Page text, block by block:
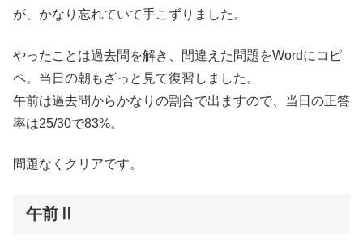
が、かなり忘れていて手こずりました。
やったことは過去問を解き、間違えた問題をWordにコピ
ペ。当日の朝もざっと見て復習しました。
午前は過去問からかなりの割合で出ますので、当日の正答
率は25/30で83%。
問題なくクリアです。
午前Ⅱ